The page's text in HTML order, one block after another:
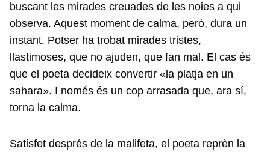
buscant les mirades creuades de les noies a qui
observa. Aquest moment de calma, però, dura un
instant. Potser ha trobat mirades tristes,
llastimoses, que no ajuden, que fan mal. El cas és
que el poeta decideix convertir «la platja en un
sahara». I només és un cop arrasada que, ara sí,
torna la calma.
Satisfet després de la malifeta, el poeta reprèn la